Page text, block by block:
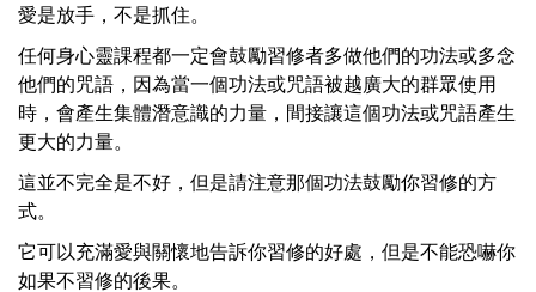
愛是放手，不是抓住。
任何身心靈課程都一定會鼓勵習修者多做他們的功法或多念
他們的咒語，因為當一個功法或咒語被越廣大的群眾使用
時，會產生集體潛意識的力量，間接讓這個功法或咒語產生
更大的力量。
這並不完全是不好，但是請注意那個功法鼓勵你習修的方
式。
它可以充滿愛與關懷地告訴你習修的好處，但是不能恐嚇你
如果不習修的後果。